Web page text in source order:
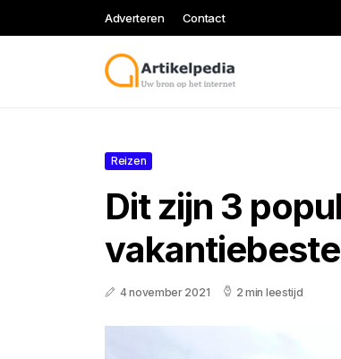
Adverteren Contact
Reizen
Dit zijn 3
4 november 2021 2 min leestijd